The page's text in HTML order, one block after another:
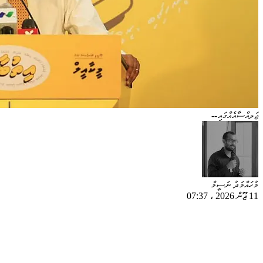
ޖަލއްސާއެއްގައި--
މުހައްމަދު ނަސީމް
11 ޖޫން 2026
، 07:37